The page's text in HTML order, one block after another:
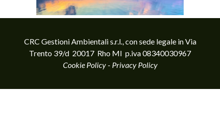
CRC Gestioni Ambientali s.r.l., con sede legale in Via
Trento 39/d 20017 Rho MI p.iva 08340030967
Cookie Policy- Privacy Policy